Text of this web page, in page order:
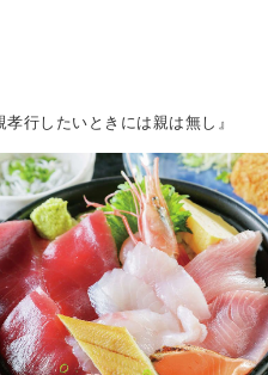
孝行したいときには親は無し』